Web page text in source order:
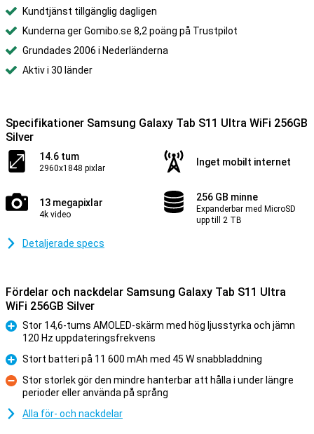
Kundtjänst tillgänglig dagligen
Kunderna ger Gomibo.se 8,2 poäng på Trustpilot
Grundades 2006 i Nederländerna
Aktiv i 30 länder
Specifikationer Samsung Galaxy Tab S11 Ultra WiFi 256GB
Silver
14.6 tum
2960x1848 pixlar
Inget mobilt internet
13 megapixlar
4k video
256 GB minne
Expanderbar med MicroSD
upp till 2 TB
Detaljerade specs
Fördelar och nackdelar Samsung Galaxy Tab S11 Ultra
WiFi 256GB Silver
Fördelar
Stor 14,6-tums AMOLED-skärm med hög ljusstyrka och jämn
120 Hz uppdateringsfrekvens
Fördelar
Stort batteri på 11 600 mAh med 45 W snabbladdning
Nackdelar
Stor storlek gör den mindre hanterbar att hålla i under längre
perioder eller använda på språng
Alla för- och nackdelar